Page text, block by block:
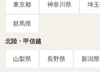
東京都 神奈川県 埼
群馬県
北陸・甲信越
山梨県 長野県 新潟県